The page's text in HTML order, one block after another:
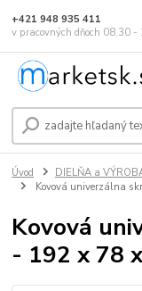
+421 948 935 411
v pracovných dňoch 08.30 -
Úvod DIELŇA a
Kovová univerzálna
Kovová
- 192 x 78